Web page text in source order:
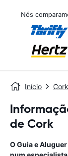
Nós
Início Cork
de Cork
O Guia e